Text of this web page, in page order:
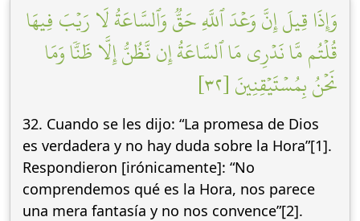
وَإِذَا قِيلَ إِنَّ وَعۡدَ ٱللَّهِ حَقّٞ وَٱلسَّاعَةُ لَا رَيۡبَ فِيهَا
قُلۡتُم مَّا نَدۡرِي مَا ٱلسَّاعَةُ إِن نَّظُنُّ إِلَّا ظَنّٗا وَمَا
نَحۡنُ بِمُسۡتَيۡقِنِينَ [٣٢]
32. Cuando se les dijo: “La promesa de Dios
es verdadera y no hay duda sobre la Hora”[1].
Respondieron [irónicamente]: “No
comprendemos qué es la Hora, nos parece
una mera fantasía y no nos convence”[2].